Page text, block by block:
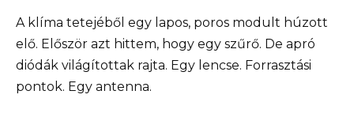
A klíma tetejéből egy lapos, poros modult húzott
elő. Először azt hittem, hogy egy szűrő. De apró
diódák világítottak rajta. Egy lencse. Forrasztási
pontok. Egy antenna.